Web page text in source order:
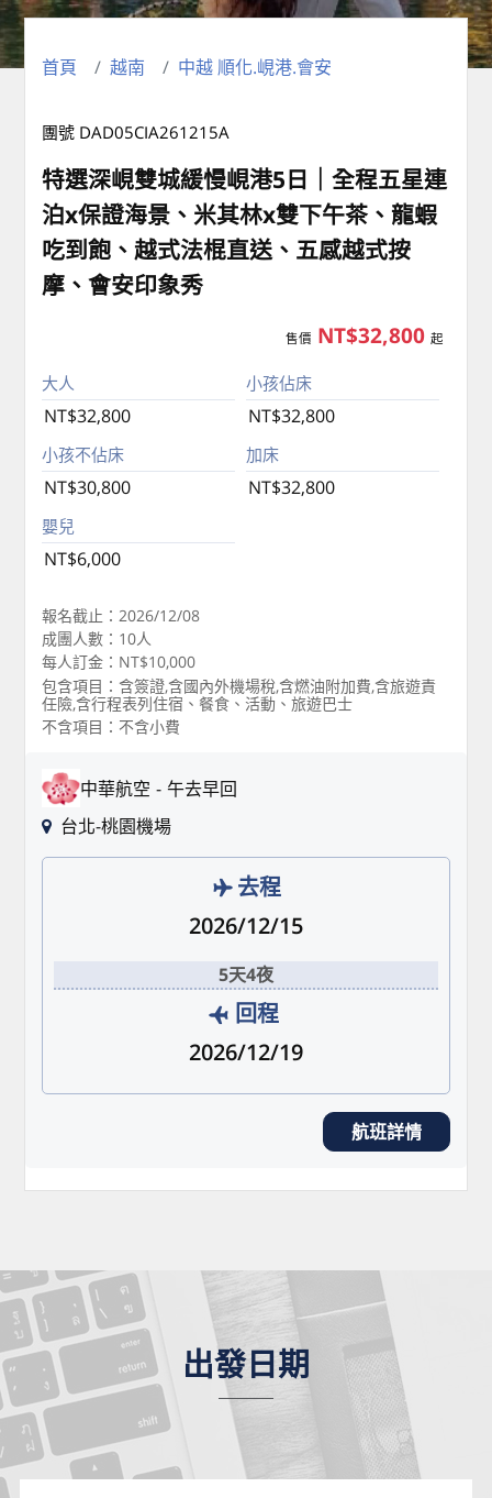
首頁 越南 中越 順化.峴港.會安
團號 DAD05CIA261215A
特選深峴雙城緩慢峴港5日｜全程五星連
泊x保證海景、米其林x雙下午茶、龍蝦
吃到飽、越式法棍直送、五感越式按
摩、會安印象秀
售價 NT$32,800 起
大人
NT$32,800
小孩佔床
NT$32,800
小孩不佔床
NT$30,800
加床
NT$32,800
嬰兒
NT$6,000
報名截止：2026/12/08
成團人數：10人
每人訂金：NT$10,000
包含項目：含簽證,含國內外機場稅,含燃油附加費,含旅遊責
任險,含行程表列住宿、餐食、活動、旅遊巴士
不含項目：不含小費
中華航空
午去早回
台北-桃園機場
去程
2026/12/15
5天4夜
回程
2026/12/19
航班詳情
出發日期